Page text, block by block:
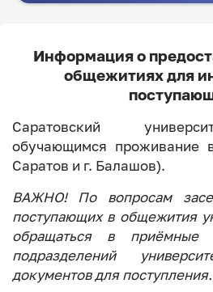
Информация о
общежитиях для
Саратовский
обучающимся проживание
Саратов и г. Балашов).
ВАЖНО! По вопросам
поступающих в общежития
обращаться в приёмные
подразделений
документов для поступления.